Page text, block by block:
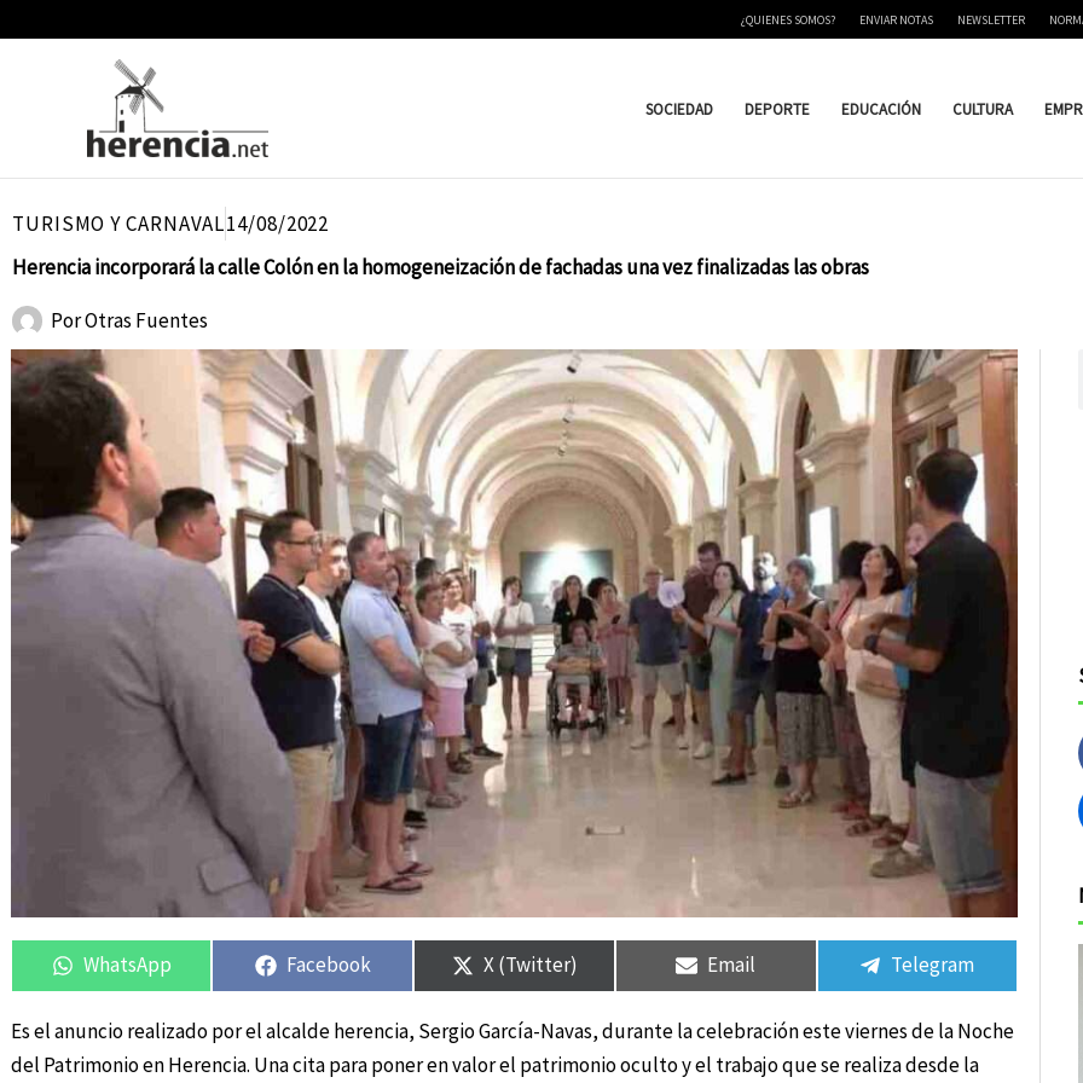
¿QUIENES SOMOS? ENVIAR NOTAS NEWSLETTER
SOCIEDAD DEPORTE EDUCACIÓN CULTURA
TURISMO Y CARNAVAL14/08/2022
Herencia incorporará la calle Colón en la homogeneización de fachadas una vez finalizadas las obras
PorOtras Fuentes
Compartir
en
WhatsApp
Compartir
en
Facebook
Compartir
en
X (Twitter)
Compartir
en
Email
Compartir
en
Telegram
Es el anuncio realizado por el alcalde herencia, Sergio García-Navas, durante la celebración este viernes de la Noche
del Patrimonio en Herencia. Una cita para poner en valor el patrimonio oculto y el trabajo que se realiza desde la
Compartir
en
Compartir
en
Compartir
en
Compartir
en
Compartir
en